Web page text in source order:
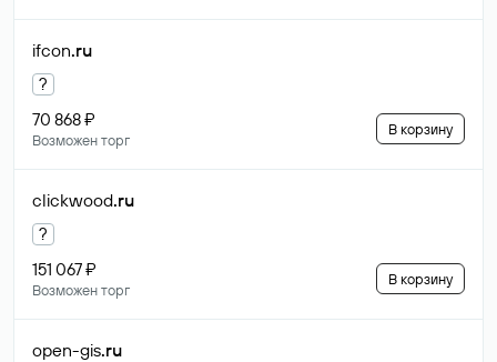
ifcon.ru
?
70 868 ₽
Возможен торг
В корзину
clickwood.ru
?
151 067 ₽
Возможен торг
В корзину
open-gis.ru